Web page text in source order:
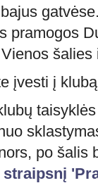
pramogos
įvesti į
po šalis